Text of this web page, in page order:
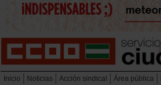
Inicio Noticias Acción sindical Área pública